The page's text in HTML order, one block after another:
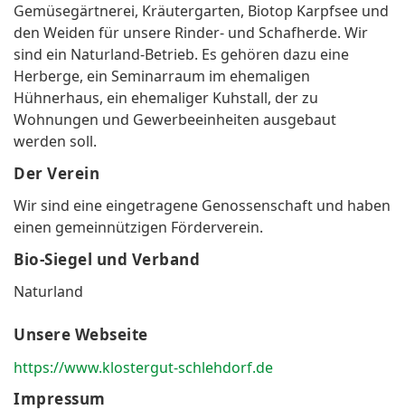
Gemüsegärtnerei, Kräutergarten, Biotop Karpfsee und
den Weiden für unsere Rinder- und Schafherde. Wir
sind ein Naturland-Betrieb. Es gehören dazu eine
Herberge, ein Seminarraum im ehemaligen
Hühnerhaus, ein ehemaliger Kuhstall, der zu
Wohnungen und Gewerbeeinheiten ausgebaut
werden soll.
Der Verein
Wir sind eine eingetragene Genossenschaft und haben
einen gemeinnützigen Förderverein.
Bio-Siegel und Verband
Naturland
Unsere Webseite
https://www.klostergut-schlehdorf.de
Impressum